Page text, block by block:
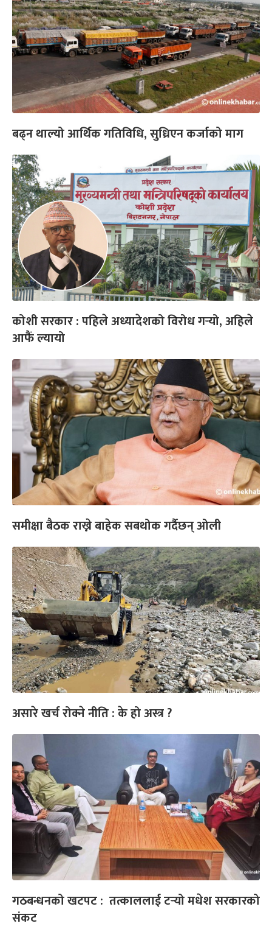
बढ्न थाल्यो आर्थिक गतिविधि, सुध्रिएन कर्जाको माग
कोशी सरकार : पहिले अध्यादेशको विरोध गर्‍यो, अहिले
आफैं ल्यायो
समीक्षा बैठक राख्ने बाहेक सबथोक गर्दैछन् ओली
असारे खर्च रोक्ने नीति : के हो अस्त्र ?
गठबन्धनको खटपट : तत्काललाई टर्‍यो मधेश सरकारको
संकट